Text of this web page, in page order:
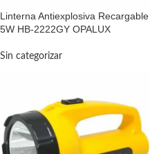
Linterna Antiexplosiva Recargable
5W HB-2222GY OPALUX
Sin categorizar